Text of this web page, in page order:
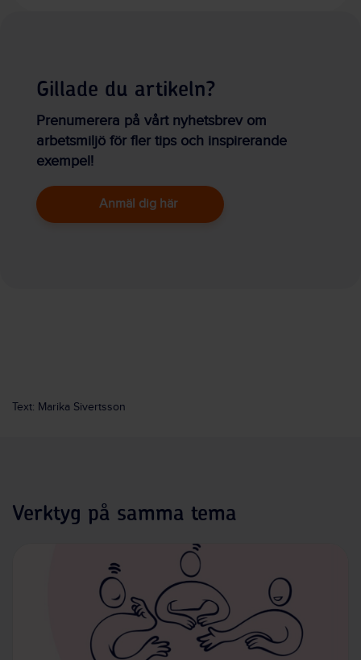
Gillade du artikeln?
Prenumerera på vårt nyhetsbrev om
arbetsmiljö för fler tips och inspirerande
exempel!
Anmäl dig här
Text: Marika Sivertsson
Verktyg på samma tema